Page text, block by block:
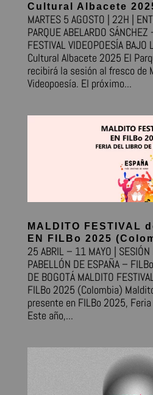
Cultural Albacete
MARTES 5 AGOSTO | 22H |
PARQUE ABELARDO
FESTIVAL VIDEOPOESÍA BAJO
Cultural Albacete 2025 El
recibirá la sesión al fresco de
Videopoesía. El próximo...
MALDITO FESTIVAL
EN FILBo 2025
25 ABRIL – 11 MAYO | SESIÓN
PABELLÓN DE ESPAÑA –
DE BOGOTÁ MALDITO
FILBo 2025 (Colombia)
presente en FILBo 2025,
Este año,...